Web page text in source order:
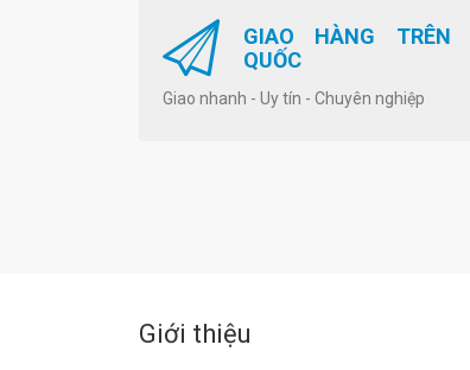
GIAO HÀNG TRÊN
QUỐC
Giao nhanh - Uy tín - Chuyên nghiệp
Giới thiệu